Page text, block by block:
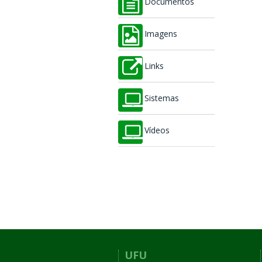
Documentos
Imagens
Links
Sistemas
Vídeos
UFU